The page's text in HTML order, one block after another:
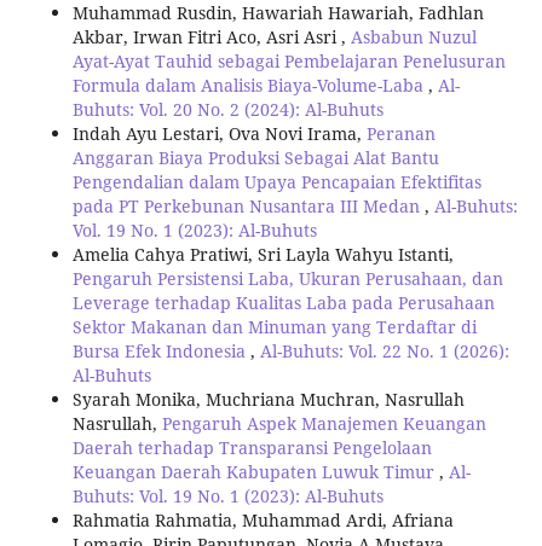
Muhammad Rusdin, Hawariah Hawariah, Fadhlan
Akbar, Irwan Fitri Aco, Asri Asri , Asbabun Nuzul
Ayat-Ayat Tauhid sebagai Pembelajaran Penelusuran
Formula dalam Analisis Biaya-Volume-Laba , Al-
Buhuts: Vol. 20 No. 2 (2024): Al-Buhuts
Indah Ayu Lestari, Ova Novi Irama, Peranan
Anggaran Biaya Produksi Sebagai Alat Bantu
Pengendalian dalam Upaya Pencapaian Efektifitas
pada PT Perkebunan Nusantara III Medan , Al-Buhuts:
Vol. 19 No. 1 (2023): Al-Buhuts
Amelia Cahya Pratiwi, Sri Layla Wahyu Istanti,
Pengaruh Persistensi Laba, Ukuran Perusahaan, dan
Leverage terhadap Kualitas Laba pada Perusahaan
Sektor Makanan dan Minuman yang Terdaftar di
Bursa Efek Indonesia , Al-Buhuts: Vol. 22 No. 1 (2026):
Al-Buhuts
Syarah Monika, Muchriana Muchran, Nasrullah
Nasrullah, Pengaruh Aspek Manajemen Keuangan
Daerah terhadap Transparansi Pengelolaan
Keuangan Daerah Kabupaten Luwuk Timur , Al-
Buhuts: Vol. 19 No. 1 (2023): Al-Buhuts
Rahmatia Rahmatia, Muhammad Ardi, Afriana